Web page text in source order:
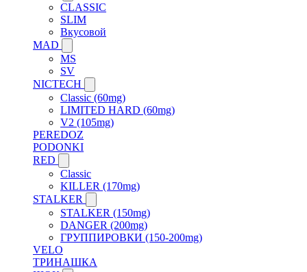
CLASSIC
SLIM
Вкусовой
MAD
MS
SV
NICTECH
Classic (60mg)
LIMITED HARD (60mg)
V2 (105mg)
PEREDOZ
PODONKI
RED
Classic
KILLER (170mg)
STALKER
STALKER (150mg)
DANGER (200mg)
ГРУППИРОВКИ (150-200mg)
VELO
ТРИНАШКА